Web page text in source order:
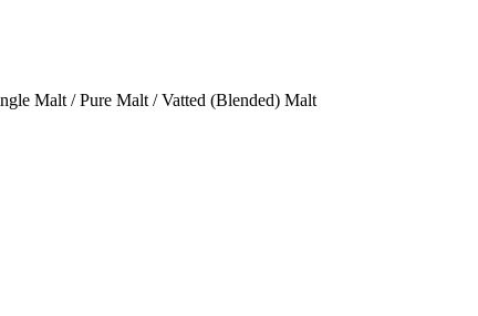
Malt / Pure Malt / Vatted (Blended) Malt